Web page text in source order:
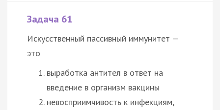
Задача 61
Искусственный пассивный иммунитет —
это
выработка антител в ответ на
введение в организм вакцины
невосприимчивость к инфекциям,